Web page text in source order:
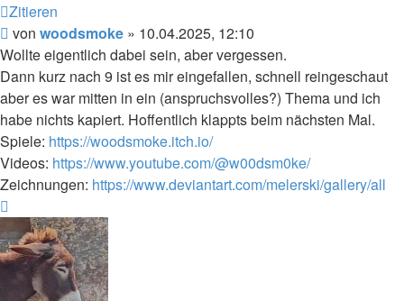
Zitieren
Beitrag
von woodsmoke » 10.04.2025, 12:10
Wollte eigentlich dabei sein, aber vergessen.
Dann kurz nach 9 ist es mir eingefallen, schnell reingeschaut
aber es war mitten in ein (anspruchsvolles?) Thema und ich
habe nichts kapiert. Hoffentlich klappts beim nächsten Mal.
Spiele: https://woodsmoke.itch.io/
Videos: https://www.youtube.com/@w00dsm0ke/
Zeichnungen: https://www.deviantart.com/melerski/gallery/all
oben